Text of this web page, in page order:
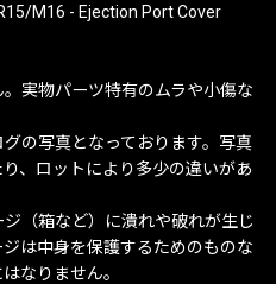
M16 - Ejection Port Cover
実物パーツ特有のムラや小傷な
の写真となっております。写真
、ロットにより多少の違いがあ
（箱など）に潰れや破れが生じ
は中身を保護するためのものな
なりません。